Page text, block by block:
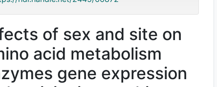
of sex and site on
acid metabolism
gene expression